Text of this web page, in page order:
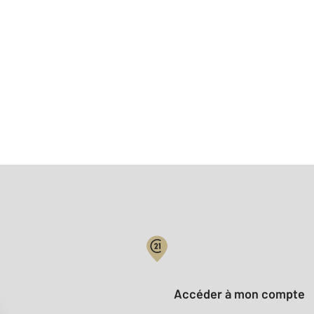
Votre compte :
Accéder à mon compte